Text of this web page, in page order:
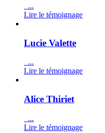
...
Lire le témoignage
Lucie Valette
...
Lire le témoignage
Alice Thiriet
...
Lire le témoignage